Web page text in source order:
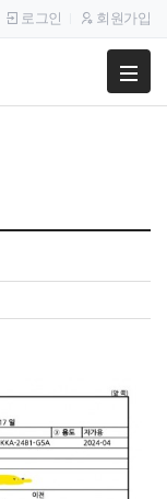
로그인 회원가입